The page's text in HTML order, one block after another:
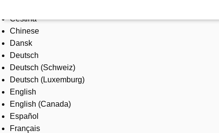
Products & Solutions
Industries
Services
About us
Where to buy
Contact us
Careers
Čeština
Chinese
Dansk
Deutsch
Deutsch (Schweiz)
Deutsch (Luxemburg)
English
English (Canada)
Español
Français